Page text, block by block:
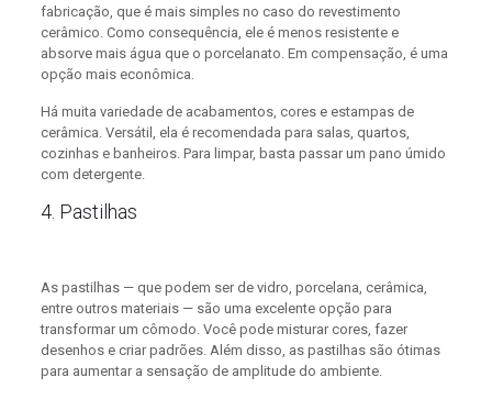
fabricação, que é mais simples no caso do revestimento
cerâmico. Como consequência, ele é menos resistente e
absorve mais água que o porcelanato. Em compensação, é uma
opção mais econômica.
Há muita variedade de acabamentos, cores e estampas de
cerâmica. Versátil, ela é recomendada para salas, quartos,
cozinhas e banheiros. Para limpar, basta passar um pano úmido
com detergente.
4. Pastilhas
As pastilhas — que podem ser de vidro, porcelana, cerâmica,
entre outros materiais — são uma excelente opção para
transformar um cômodo. Você pode misturar cores, fazer
desenhos e criar padrões. Além disso, as pastilhas são ótimas
para aumentar a sensação de amplitude do ambiente.